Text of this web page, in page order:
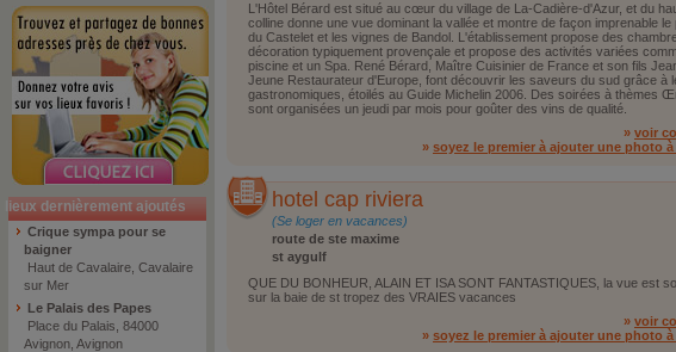
lieux dernièrement ajoutés
Crique sympa pour se
baigner
Haut de Cavalaire, Cavalaire
sur Mer
Le Palais des Papes
Place du Palais, 84000
Avignon, Avignon
L'Hôtel Bérard est situé au cœur du village de La-Cadière-d'Azur, et du
colline donne une vue dominant la vallée et montre de façon imprenable le
du Castelet et les vignes de Bandol. L'établissement propose des
décoration typiquement provençale et propose des activités variées
piscine et un Spa. René Bérard, Maître Cuisinier de France et son fils
Jeune Restaurateur d'Europe, font découvrir les saveurs du sud grâce à
gastronomiques, étoilés au Guide Michelin 2006. Des soirées à thèmes
sont organisées un jeudi par mois pour goûter des vins de qualité.
» voir
» soyez le premier à ajouter une photo
hotel cap riviera
(Se loger en vacances)
route de ste maxime
st aygulf
QUE DU BONHEUR, ALAIN ET ISA SONT FANTASTIQUES, la vue est
sur la baie de st tropez des VRAIES vacances
» voir
» soyez le premier à ajouter une photo